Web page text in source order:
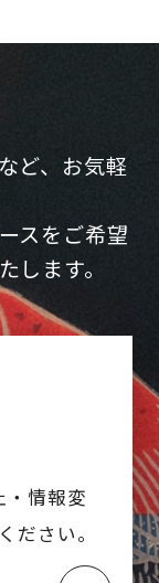
ど、お気軽
スをご希望
します。
・情報変
ださい。